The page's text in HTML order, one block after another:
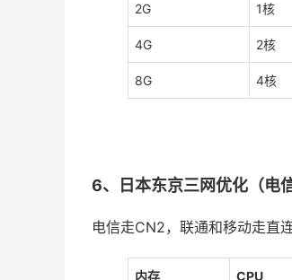
2G 1核
4G 2核
8G 4核
6、日本东京三网优化（电
电信走CN2，联通和移动走直
内存 CPU